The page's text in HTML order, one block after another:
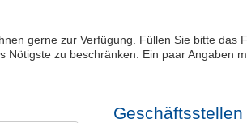
gerne zur Verfügung. Füllen Sie bitte das
zu beschränken. Ein paar Angaben
Geschäftsstellen